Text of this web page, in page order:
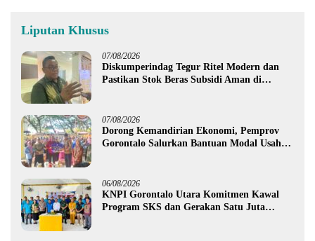
Liputan Khusus
07/08/2026
Diskumperindag Tegur Ritel Modern dan
Pastikan Stok Beras Subsidi Aman di
07/08/2026
Dorong Kemandirian Ekonomi, Pemprov
Gorontalo Salurkan Bantuan Modal Usaha
06/08/2026
KNPI Gorontalo Utara Komitmen Kawal
Program SKS dan Gerakan Satu Juta